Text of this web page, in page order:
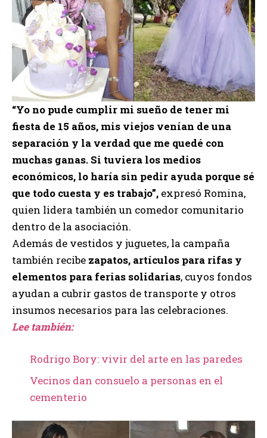
“Yo no pude cumplir mi sueño de tener mi
fiesta de 15 años, mis viejos venían de una
separación y la verdad que me quedé con
muchas ganas. Si tuviera los medios
económicos, lo haría sin pedir ayuda porque sé
que todo cuesta y es trabajo”, expresó Romina,
quien lidera también un comedor comunitario
dentro de la asociación.
Además de vestidos y juguetes, la campaña
también recibe zapatos, artículos para rifas y
elementos para ferias solidarias, cuyos fondos
ayudan a cubrir gastos de transporte y otros
insumos necesarios para las celebraciones.
Lee también:
Rodrigo Bory: vivir del arte en las paredes
Vecinos dan consuelo a personas en el
cementerio